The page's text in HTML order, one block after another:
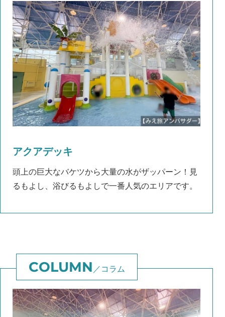
アクアデッキ
頭上の巨大なバケツから大量の水がザッパーン！見
るもよし、浴びるもよしで一番人気のエリアです。
コラム